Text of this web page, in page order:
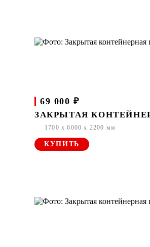
69 000 ₽
ЗАКРЫТАЯ
1700 x 6000 x 2200 мм
КУПИТЬ